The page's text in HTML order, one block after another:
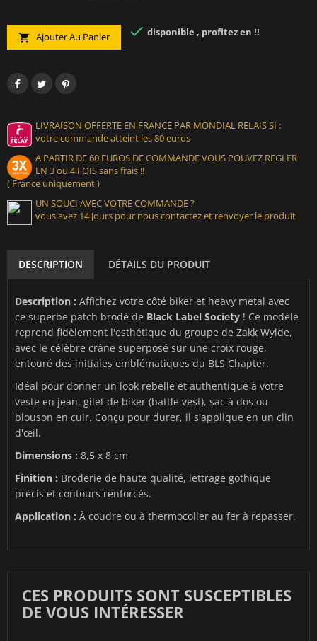
 Ajouter Au Panier  disponible , profitez en !!
LIVRAISON OFFERTE EN FRANCE PAR MONDIAL RELAIS SI :
votre commande atteint les 80 euros
A PARTIR DE 60 EUROS DE COMMANDE VOUS POUVEZ REGLER
EN 3 ou 4 FOIS sans frais !!
( France uniquement )
UN SOUCI AVEC VOTRE COMMANDE ?
vous avez 14 jours pour nous contactez et renvoyer le produit
DESCRIPTION DÉTAILS DU PRODUIT
Description : Affichez votre côté biker et heavy metal avec
ce superbe patch brodé de Black Label Society ! Ce modèle
reprend fidèlement l'esthétique du groupe de Zakk Wylde,
avec le célèbre crâne superposé sur une croix rouge,
entouré des initiales emblématiques du BLS Chapter.
Idéal pour donner un look rebelle et authentique à votre
veste en jean, gilet de biker (battle vest), sac à dos ou
blouson en cuir. Conçu pour durer, il s'applique en un clin
d'œil.
Dimensions : 8,5 x 8 cm
Finition : Broderie de haute qualité, lettrage gothique
précis et contours renforcés.
Application : À coudre ou à thermocoller au fer à repasser.
CES PRODUITS SONT SUSCEPTIBLES
DE VOUS INTÉRESSER